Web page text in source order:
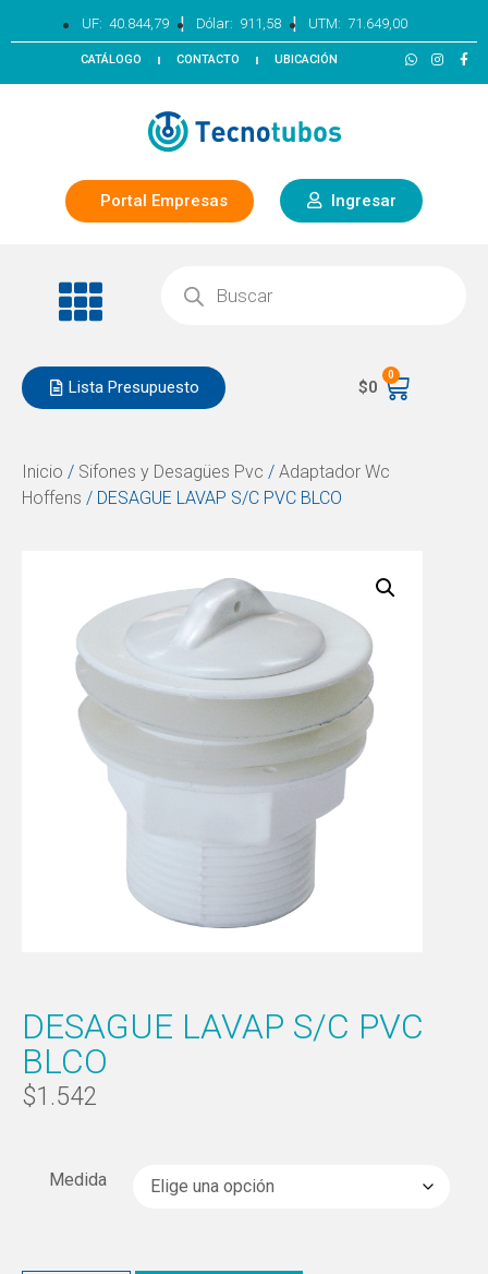
UF: 40.844,79 | Dólar: 911,58 | UTM: 71.649,00
CATÁLOGO CONTACTO UBICACIÓN
Portal Empresas Ingresar
Lista Presupuesto $0
0
Inicio / Sifones y Desagües Pvc / Adaptador Wc
Hoffens / DESAGUE LAVAP S/C PVC BLCO
DESAGUE LAVAP S/C PVC
BLCO
$1.542
Medida